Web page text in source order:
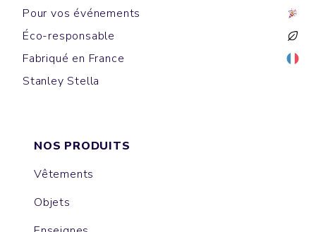
Pour vos événements
Éco-responsable
Fabriqué en France
Stanley Stella
Sweats cols ronds
CHANGER
Sweats zippés
TRUCKER
NOS PRODUITS
Vêtements
Objets